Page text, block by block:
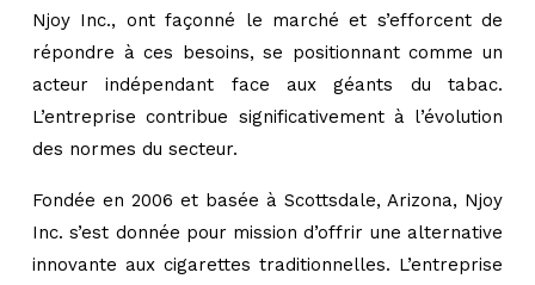
Njoy Inc., ont façonné le marché et s’efforcent de
répondre à ces besoins, se positionnant comme un
acteur indépendant face aux géants du tabac.
L’entreprise contribue significativement à l’évolution
des normes du secteur.
Fondée en 2006 et basée à Scottsdale, Arizona, Njoy
Inc. s’est donnée pour mission d’offrir une alternative
innovante aux cigarettes traditionnelles. L’entreprise